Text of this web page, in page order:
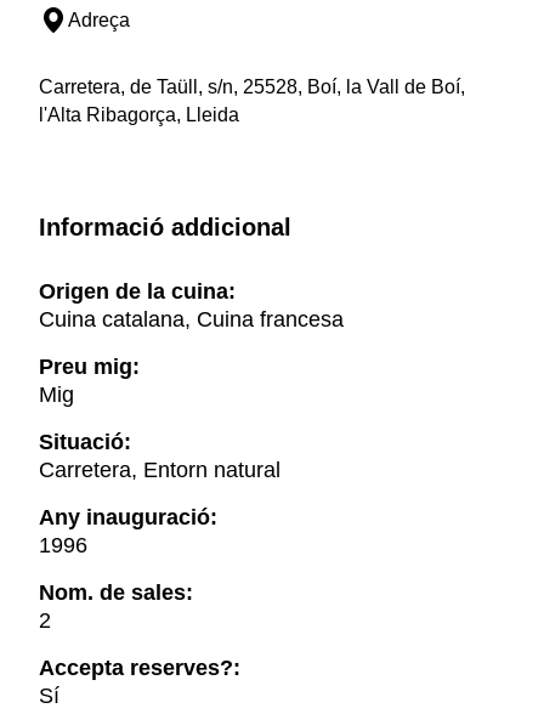
Adreça
Carretera, de Taüll, s/n, 25528, Boí, la Vall de Boí,
l'Alta Ribagorça, Lleida
Informació addicional
Origen de la cuina:
Cuina catalana, Cuina francesa
Preu mig:
Mig
Situació:
Carretera, Entorn natural
Any inauguració:
1996
Nom. de sales:
2
Accepta reserves?:
Sí